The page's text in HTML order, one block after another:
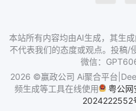
本站所有内容均由AI生成，其生
不代表我们的态度或观点。投稿
微信：
2026 ©赢政公司 Ai聚合平台
频生成等工具在线使用
粤公
2024222552